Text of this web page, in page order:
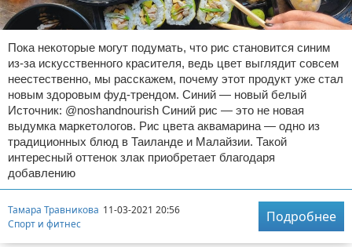
Пока некоторые могут подумать, что рис становится синим
из-за искусственного красителя, ведь цвет выглядит совсем
неестественно, мы расскажем, почему этот продукт уже стал
новым здоровым фуд-трендом. Синий — новый белый
Источник: @noshandnourish Синий рис — это не новая
выдумка маркетологов. Рис цвета аквамарина — одно из
традиционных блюд в Таиланде и Малайзии. Такой
интересный оттенок злак приобретает благодаря
добавлению
Тамара Травникова 11-03-2021 20:56
Спорт и фитнес
Подробнее